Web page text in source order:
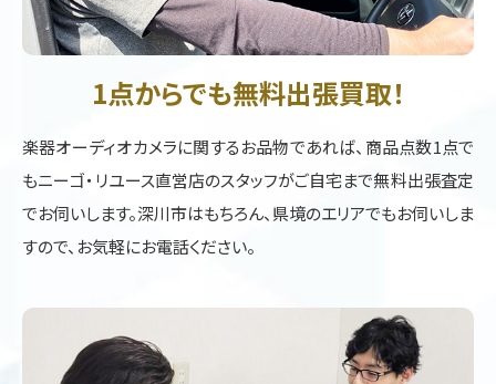
1点からでも無料出張買取！
楽器オーディオカメラに関するお品物であれば、商品点数1点で
もニーゴ・リユース直営店のスタッフがご自宅まで無料出張査定
でお伺いします。深川市はもちろん、県境のエリアでもお伺いしま
すので、お気軽にお電話ください。